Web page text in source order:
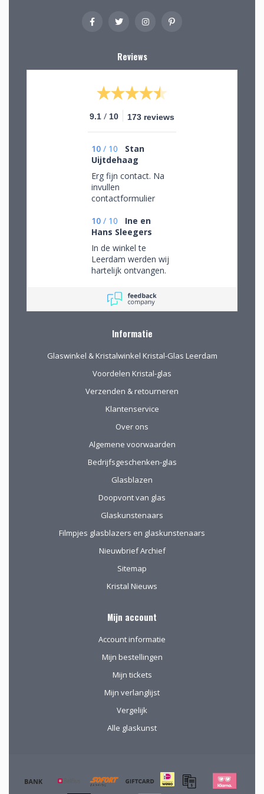
Reviews
9.1 / 10 173 reviews
10 / 10
Stan
Uijtdehaag
Erg fijn contact. Na
invullen
contactformulier
persoonlijke wensen
besproken. Afspraak
gemaakt om in de
winkel de objecten te
bekijken en de
mogelijkheden
vorm te geven.
10 / 10
Ine en
Hans Sleegers
In de winkel te
Leerdam werden wij
hartelijk ontvangen.
rondkijken om alle
aanwezige pracht te
bewonderen en
de juiste keuzes te
van ver kwamen
werd de aangeboden
gewaardeerd.
Informatie
Glaswinkel & Kristalwinkel Kristal-Glas Leerdam
Voordelen Kristal-glas
Verzenden & retourneren
Klantenservice
Over ons
Algemene voorwaarden
Bedrijfsgeschenken-glas
Glasblazen
Doopvont van glas
Glaskunstenaars
Filmpjes glasblazers en glaskunstenaars
Nieuwbrief Archief
Sitemap
Kristal Nieuws
Mijn account
Account informatie
Mijn bestellingen
Mijn tickets
Mijn verlanglijst
Vergelijk
Alle glaskunst